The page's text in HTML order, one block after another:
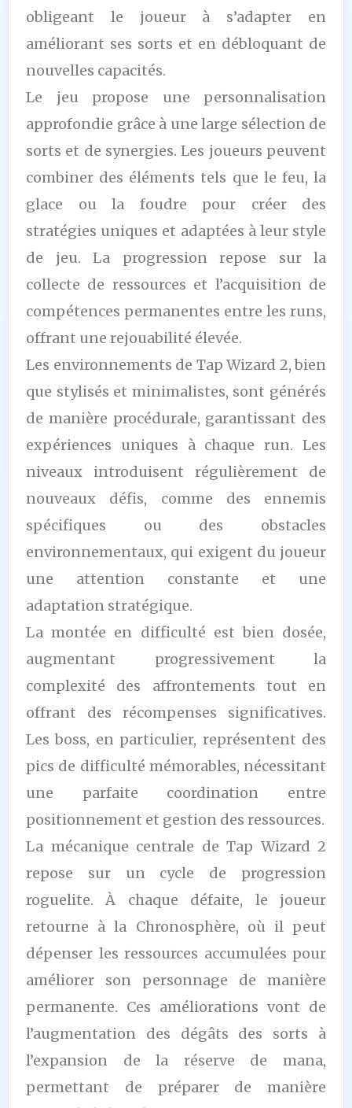
obligeant le joueur à s’adapter en
améliorant ses sorts et en débloquant de
nouvelles capacités.
Le jeu propose une personnalisation
approfondie grâce à une large sélection de
sorts et de synergies. Les joueurs peuvent
combiner des éléments tels que le feu, la
glace ou la foudre pour créer des
stratégies uniques et adaptées à leur style
de jeu. La progression repose sur la
collecte de ressources et l’acquisition de
compétences permanentes entre les runs,
offrant une rejouabilité élevée.
Les environnements de Tap Wizard 2, bien
que stylisés et minimalistes, sont générés
de manière procédurale, garantissant des
expériences uniques à chaque run. Les
niveaux introduisent régulièrement de
nouveaux défis, comme des ennemis
spécifiques ou des obstacles
environnementaux, qui exigent du joueur
une attention constante et une
adaptation stratégique.
La montée en difficulté est bien dosée,
augmentant progressivement la
complexité des affrontements tout en
offrant des récompenses significatives.
Les boss, en particulier, représentent des
pics de difficulté mémorables, nécessitant
une parfaite coordination entre
positionnement et gestion des ressources.
La mécanique centrale de Tap Wizard 2
repose sur un cycle de progression
roguelite. À chaque défaite, le joueur
retourne à la Chronosphère, où il peut
dépenser les ressources accumulées pour
améliorer son personnage de manière
permanente. Ces améliorations vont de
l’augmentation des dégâts des sorts à
l’expansion de la réserve de mana,
permettant de préparer de manière